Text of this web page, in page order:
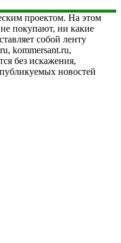
проектом. На этом
покупают, ни какие
собой ленту
kommersant.ru,
без искажения,
публикуемых новостей